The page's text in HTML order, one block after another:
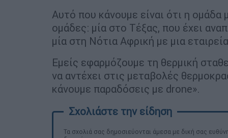
Αυτό που κάνουμε είναι ότι η
ομάδες: μία στο Τέξας, που έχει
μία στη Νότια Αφρική με μια
Εμείς εφαρμόζουμε τη θερμική
να αντέχει στις μεταβολές
κάνουμε παραδόσεις με drone».
Τα σχολιά σας δημοσιεύονται άμεσα με δική σας